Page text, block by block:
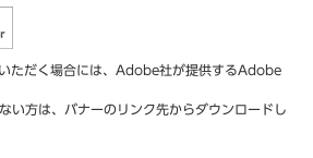
ただく場合には、Adobe社が提供するAdobe
い方は、バナーのリンク先からダウンロードし